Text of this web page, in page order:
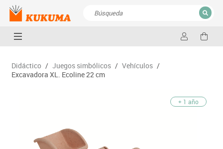
CERRAR
Didáctico / Juegos simbólicos / Vehículos /
Excavadora XL. Ecoline 22 cm
+ 1 año